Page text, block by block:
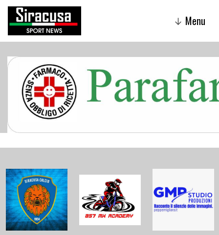
↓ Menu